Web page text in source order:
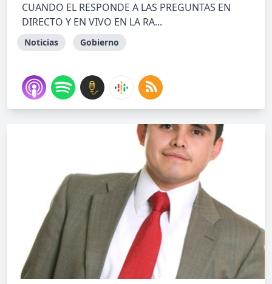
CUANDO EL RESPONDE A LAS PREGUNTAS EN
DIRECTO Y EN VIVO EN LA RA...
Noticias Gobierno